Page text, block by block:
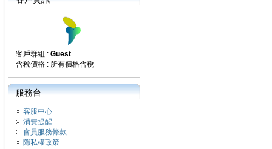
客戶群組 : Guest
含稅價格 : 所有價格含稅
服務台
客服中心
消費提醒
會員服務條款
隱私權政策